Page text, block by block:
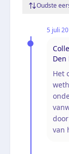
Oudste
5 juli
Den
Het
van